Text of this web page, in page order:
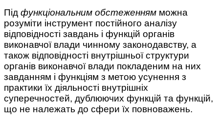
Під функціональним обстеженням можна
розуміти інструмент постійного аналізу
відповідності завдань і функцій органів
виконавчої влади чинному законодавству, а
також відповідності внутрішньої структури
органів виконавчої влади покладеним на них
завданням і функціям з метою усунення з
практики їх діяльності внутрішніх
суперечностей, дублюючих функцій та функцій,
що не належать до сфери їх повноважень.